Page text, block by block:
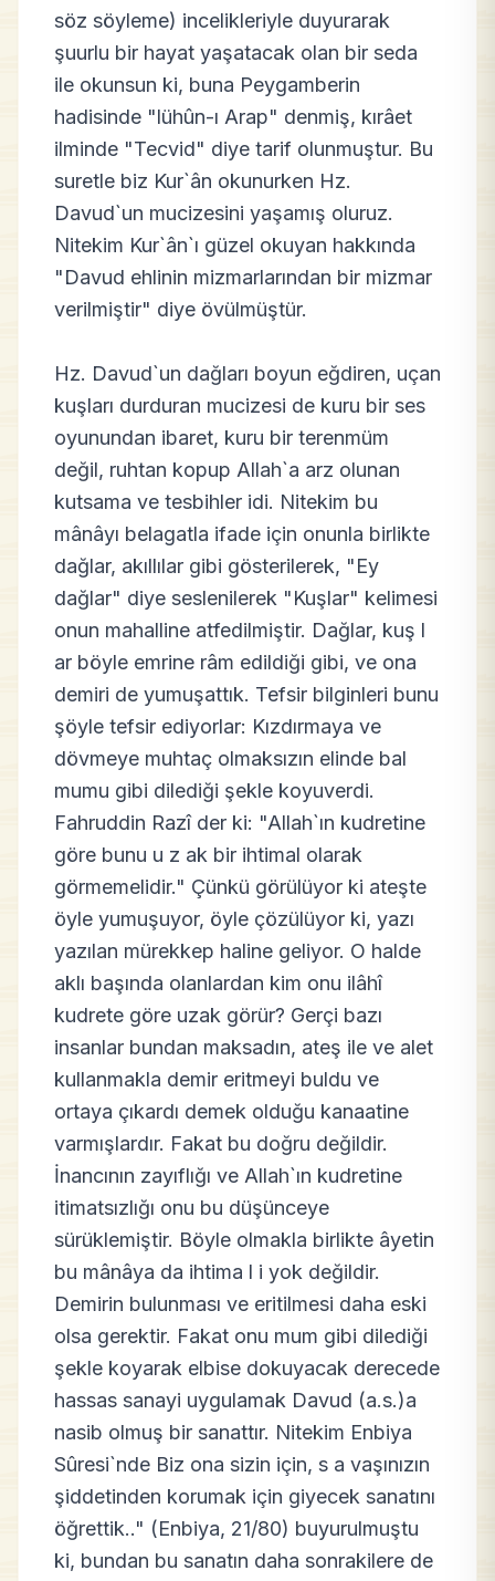
söz söyleme) incelikleriyle duyurarak
şuurlu bir hayat yaşatacak olan bir seda
ile okunsun ki, buna Peygamberin
hadisinde "lühûn-ı Arap" denmiş, kırâet
ilminde "Tecvid" diye tarif olunmuştur. Bu
suretle biz Kur`ân okunurken Hz.
Davud`un mucizesini yaşamış oluruz.
Nitekim Kur`ân`ı güzel okuyan hakkında
"Davud ehlinin mizmarlarından bir mizmar
verilmiştir" diye övülmüştür.
Hz. Davud`un dağları boyun eğdiren, uçan
kuşları durduran mucizesi de kuru bir ses
oyunundan ibaret, kuru bir terenmüm
değil, ruhtan kopup Allah`a arz olunan
kutsama ve tesbihler idi. Nitekim bu
mânâyı belagatla ifade için onunla birlikte
dağlar, akıllılar gibi gösterilerek, "Ey
dağlar" diye seslenilerek "Kuşlar" kelimesi
onun mahalline atfedilmiştir. Dağlar, kuş l
ar böyle emrine râm edildiği gibi, ve ona
demiri de yumuşattık. Tefsir bilginleri bunu
şöyle tefsir ediyorlar: Kızdırmaya ve
dövmeye muhtaç olmaksızın elinde bal
mumu gibi dilediği şekle koyuverdi.
Fahruddin Razî der ki: "Allah`ın kudretine
göre bunu u z ak bir ihtimal olarak
görmemelidir." Çünkü görülüyor ki ateşte
öyle yumuşuyor, öyle çözülüyor ki, yazı
yazılan mürekkep haline geliyor. O halde
aklı başında olanlardan kim onu ilâhî
kudrete göre uzak görür? Gerçi bazı
insanlar bundan maksadın, ateş ile ve alet
kullanmakla demir eritmeyi buldu ve
ortaya çıkardı demek olduğu kanaatine
varmışlardır. Fakat bu doğru değildir.
İnancının zayıflığı ve Allah`ın kudretine
itimatsızlığı onu bu düşünceye
sürüklemiştir. Böyle olmakla birlikte âyetin
bu mânâya da ihtima l i yok değildir.
Demirin bulunması ve eritilmesi daha eski
olsa gerektir. Fakat onu mum gibi dilediği
şekle koyarak elbise dokuyacak derecede
hassas sanayi uygulamak Davud (a.s.)a
nasib olmuş bir sanattır. Nitekim Enbiya
Sûresi`nde Biz ona sizin için, s a vaşınızın
şiddetinden korumak için giyecek sanatını
öğrettik.." (Enbiya, 21/80) buyurulmuştu
ki, bundan bu sanatın daha sonrakilere de